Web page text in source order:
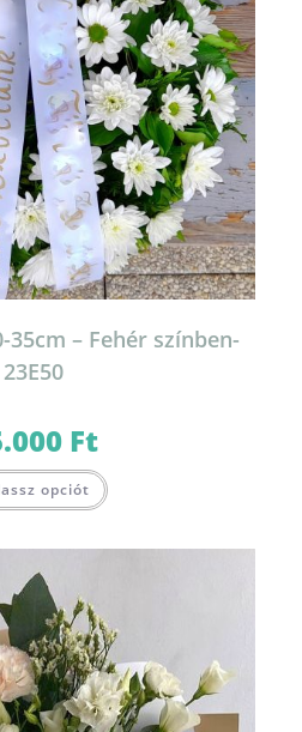
– Fehér színben-
23E50
Ft
opciót